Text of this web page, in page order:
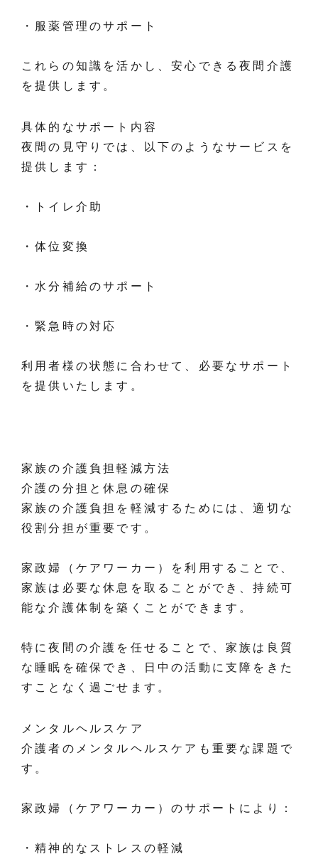
・服薬管理のサポート
これらの知識を活かし、安心できる夜間介護
を提供します。
具体的なサポート内容
夜間の見守りでは、以下のようなサービスを
提供します：
・トイレ介助
・体位変換
・水分補給のサポート
・緊急時の対応
利用者様の状態に合わせて、必要なサポート
を提供いたします。
家族の介護負担軽減方法
介護の分担と休息の確保
家族の介護負担を軽減するためには、適切な
役割分担が重要です。
家政婦（ケアワーカー）を利用することで、
家族は必要な休息を取ることができ、持続可
能な介護体制を築くことができます。
特に夜間の介護を任せることで、家族は良質
な睡眠を確保でき、日中の活動に支障をきた
すことなく過ごせます。
メンタルヘルスケア
介護者のメンタルヘルスケアも重要な課題で
す。
家政婦（ケアワーカー）のサポートにより：
・精神的なストレスの軽減